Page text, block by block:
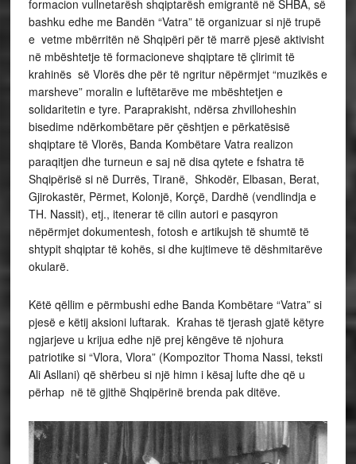
formacion vullnetarësh shqiptarësh emigrantë në SHBA, së
bashku edhe me Bandën “Vatra” të organizuar si një trupë
e vetme mbërritën në Shqipëri për të marrë pjesë aktivisht
në mbështetje të formacioneve shqiptare të çlirimit të
krahinës së Vlorës dhe për të ngritur nëpërmjet “muzikës e
marsheve” moralin e luftëtarëve me mbështetjen e
solidaritetin e tyre. Paraprakisht, ndërsa zhvilloheshin
bisedime ndërkombëtare për çështjen e përkatësisë
shqiptare të Vlorës, Banda Kombëtare Vatra realizon
paraqitjen dhe turneun e saj në disa qytete e fshatra të
Shqipërisë si në Durrës, Tiranë, Shkodër, Elbasan, Berat,
Gjirokastër, Përmet, Kolonjë, Korçë, Dardhë (vendlindja e
TH. Nassit), etj., itenerar të cilin autori e pasqyron
nëpërmjet dokumentesh, fotosh e artikujsh të shumtë të
shtypit shqiptar të kohës, si dhe kujtimeve të dëshmitarëve
okularë.
Këtë qëllim e përmbushi edhe Banda Kombëtare “Vatra” si
pjesë e këtij aksioni luftarak. Krahas të tjerash gjatë këtyre
ngjarjeve u krijua edhe një prej këngëve të njohura
patriotike si “Vlora, Vlora” (Kompozitor Thoma Nassi, teksti
Ali Asllani) që shërbeu si një himn i kësaj lufte dhe që u
përhap në të gjithë Shqipërinë brenda pak ditëve.